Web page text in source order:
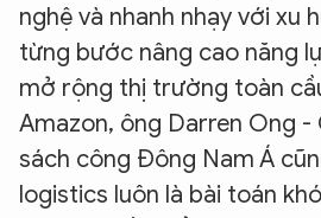
nghệ và nhanh nhạy với xu
từng bước nâng cao năng
mở rộng thị trường toàn
Amazon, ông Darren Ong -
sách công Đông Nam Á
logistics luôn là bài toán